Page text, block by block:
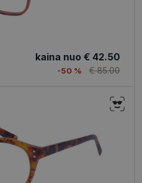
kaina nuo € 42.50
-50 % € 85.00